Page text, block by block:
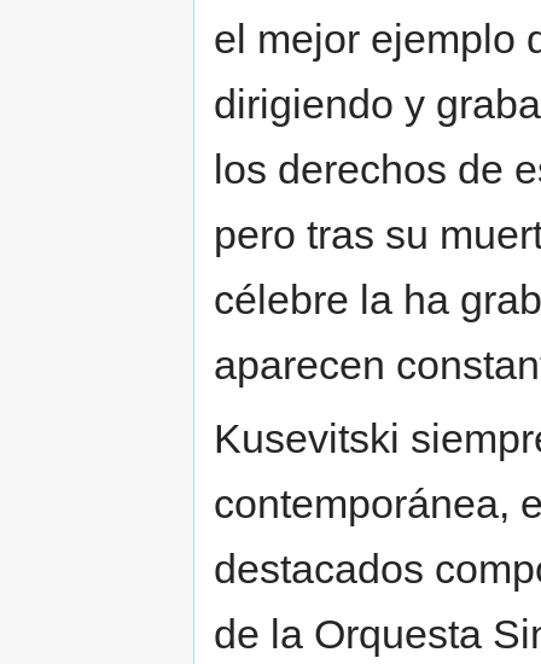
el mejor ejemplo
dirigiendo y
los derechos de
pero tras su
célebre la ha
aparecen
Kusevitski
contemporánea,
destacados
de la Orquesta